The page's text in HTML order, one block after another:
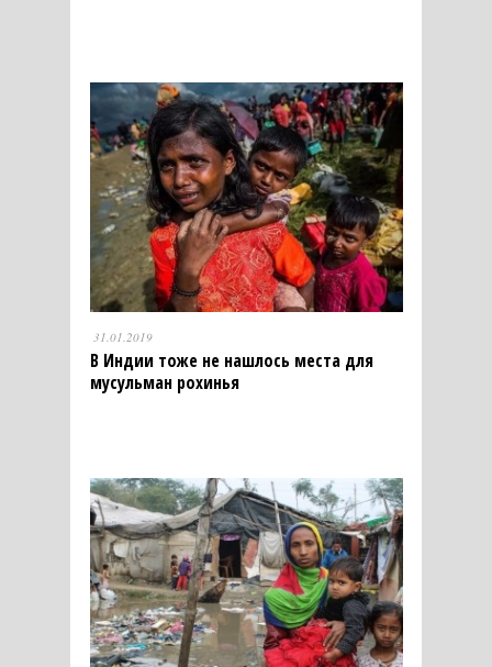
31.01.2019
В Индии тоже не нашлось места для
мусульман рохинья